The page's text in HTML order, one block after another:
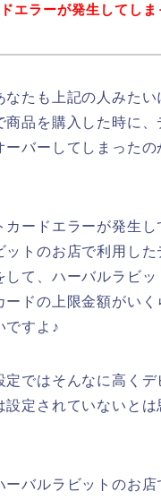
エラーが発生してしま
なたも上記の人みた
商品を購入した時に、
ーバーしてしまった
カードエラーが発生し
ットのお店で利用した
して、ハーバルラビッ
ードの上限金額がいく
ですよ♪
定ではそんなに高くデ
設定されていないとは
ーバルラビットのお店